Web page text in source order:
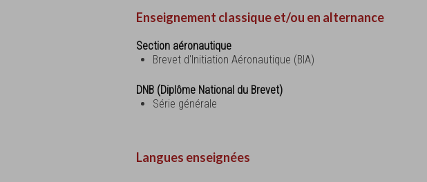
Enseignement classique et/ou en alternance
Section aéronautique
Brevet d'Initiation Aéronautique (BIA)
DNB (Diplôme National du Brevet)
Série générale
Langues enseignées